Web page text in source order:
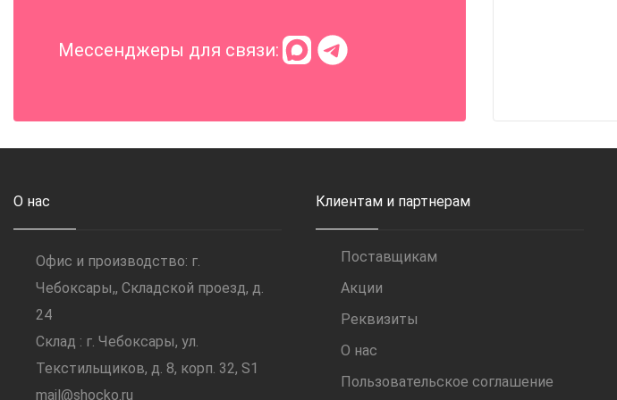
Мессенджеры для связи:
О нас
Офис и производство: г.
Чебоксары,, Складской проезд, д.
24
Склад : г. Чебоксары, ул.
Текстильщиков, д. 8, корп. 32, S1
mail@shocko.ru
Клиентам и партнерам
Поставщикам
Акции
Реквизиты
О нас
Пользовательское соглашение